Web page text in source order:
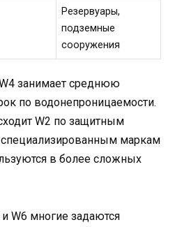
Резервуары,
подземные
сооружения
занимает среднюю
по водонепроницаемости.
W2 по защитным
специализированным маркам
в более сложных
W6 многие задаются